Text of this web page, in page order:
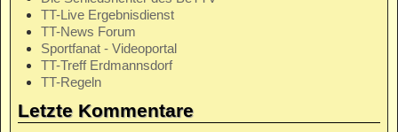
TT-Live Ergebnisdienst
TT-News Forum
Sportfanat - Videoportal
TT-Treff Erdmannsdorf
TT-Regeln
Letzte Kommentare